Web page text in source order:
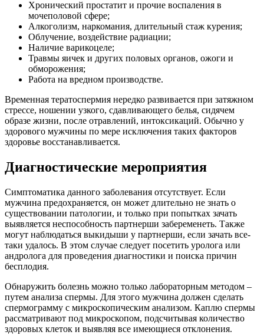
Хронический простатит и прочие воспаления в
мочеполовой сфере;
Алкоголизм, наркомания, длительный стаж курения;
Облучение, воздействие радиации;
Наличие варикоцеле;
Травмы яичек и других половых органов, ожоги и
обморожения;
Работа на вредном производстве.
Временная тератоспермия нередко развивается при затяжном
стрессе, ношении узкого, сдавливающего белья, сидячем
образе жизни, после отравлений, интоксикаций. Обычно у
здорового мужчины по мере исключения таких факторов
здоровье восстанавливается.
Диагностические мероприятия
Симптоматика данного заболевания отсутствует. Если
мужчина предохраняется, он может длительно не знать о
существовании патологии, и только при попытках зачать
выявляется неспособность партнерши забеременеть. Также
могут наблюдаться выкидыши у партнерши, если зачать все-
таки удалось. В этом случае следует посетить уролога или
андролога для проведения диагностики и поиска причин
бесплодия.
Обнаружить болезнь можно только лабораторным методом –
путем анализа спермы. Для этого мужчина должен сделать
спермограмму с микроскопическим анализом. Каплю спермы
рассматривают под микроскопом, подсчитывая количество
здоровых клеток и выявляя все имеющиеся отклонения.